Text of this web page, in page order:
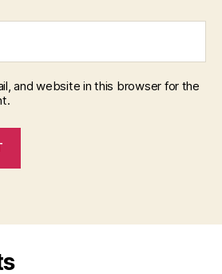
and website in this browser for the